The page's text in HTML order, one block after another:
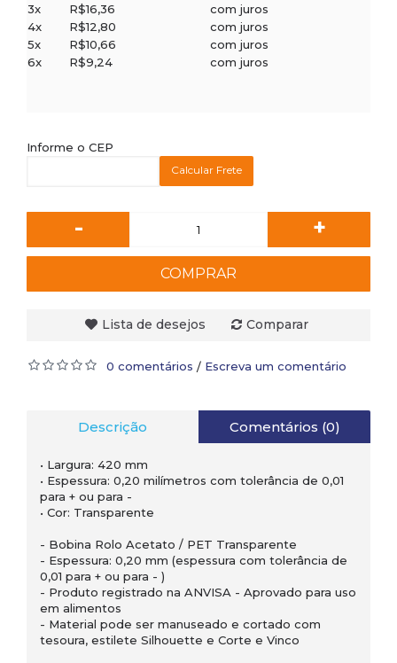
3x
R$16,36
com juros
4x
R$12,80
com juros
5x
R$10,66
com juros
6x
R$9,24 com juros
Informe o CEP
Calcular Frete
- +
COMPRAR
Lista de desejos Comparar
0 comentários / Escreva um comentário
Descrição Comentários (0)
• Largura: 420 mm
• Espessura: 0,20 milímetros com tolerância de 0,01
para + ou para -
• Cor: Transparente
- Bobina Rolo Acetato / PET Transparente
- Espessura: 0,20 mm (espessura com tolerância de
0,01 para + ou para - )
- Produto registrado na ANVISA - Aprovado para uso
em alimentos
- Material pode ser manuseado e cortado com
tesoura, estilete Silhouette e Corte e Vinco